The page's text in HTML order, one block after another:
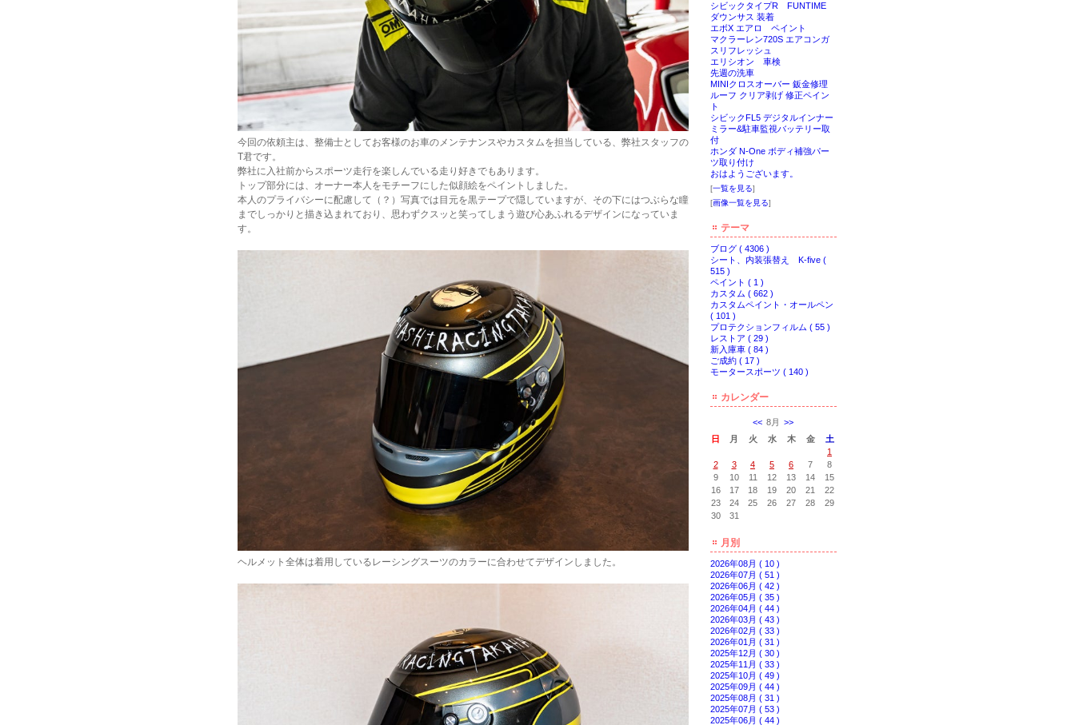
シビックタイプR FUNTIME
ダウンサス 装着
エボX エアロ ペイント
マクラーレン720S エアコンガ
スリフレッシュ
エリシオン 車検
先週の洗車
MINIクロスオーバー 鈑金修理
ルーフ クリア剥げ 修正ペイン
ト
シビックFL5 デジタルインナー
ミラー&駐車監視バッテリー取
付
ホンダ N-One ボディ補強パー
ツ取り付け
おはようございます。
[一覧を見る]
[画像一覧を見る]
テーマ
ブログ ( 4306 )
シート、内装張替え K-five (
515 )
ペイント ( 1 )
カスタム ( 662 )
カスタムペイント・オールペン
( 101 )
プロテクションフィルム ( 55 )
レストア ( 29 )
新入庫車 ( 84 )
ご成約 ( 17 )
モータースポーツ ( 140 )
カレンダー
<< 8月 >>
日
月 火 水 木 金
土
1
2
3 4 5 6 7
8
9
10 11 12 13 14
15
16
17 18 19 20 21
22
23
24 25 26 27 28
29
30
31
月別
2026年08月 ( 10 )
2026年07月 ( 51 )
2026年06月 ( 42 )
2026年05月 ( 35 )
2026年04月 ( 44 )
2026年03月 ( 43 )
2026年02月 ( 33 )
2026年01月 ( 31 )
2025年12月 ( 30 )
2025年11月 ( 33 )
2025年10月 ( 49 )
2025年09月 ( 44 )
2025年08月 ( 31 )
2025年07月 ( 53 )
2025年06月 ( 44 )
今回の依頼主は、整備士としてお客様のお車のメンテナンスやカスタムを担当している、弊社スタッフの
T君です。
弊社に入社前からスポーツ走行を楽しんでいる走り好きでもあります。
トップ部分には、オーナー本人をモチーフにした似顔絵をペイントしました。
本人のプライバシーに配慮して（？）写真では目元を黒テープで隠していますが、その下にはつぶらな瞳
までしっかりと描き込まれており、思わずクスッと笑ってしまう遊び心あふれるデザインになっていま
す。
ヘルメット全体は着用しているレーシングスーツのカラーに合わせてデザインしました。